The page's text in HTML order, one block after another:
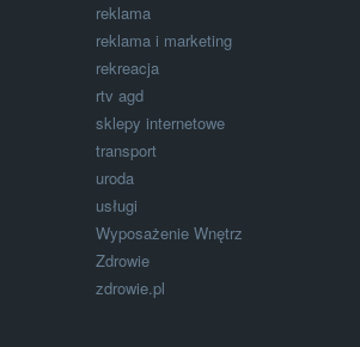
reklama
reklama i marketing
rekreacja
rtv agd
sklepy internetowe
transport
uroda
usługi
Wyposażenie Wnętrz
Zdrowie
zdrowie.pl